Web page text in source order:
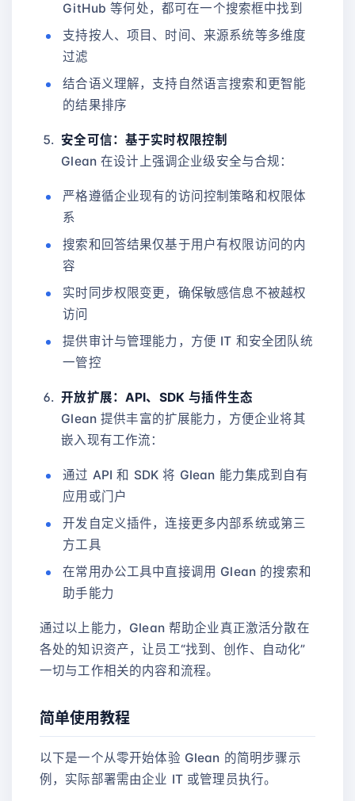
GitHub 等何处，都可在一个搜索框中找到
支持按人、项目、时间、来源系统等多维度
过滤
结合语义理解，支持自然语言搜索和更智能
的结果排序
安全可信：基于实时权限控制
Glean 在设计上强调企业级安全与合规：
严格遵循企业现有的访问控制策略和权限体
系
搜索和回答结果仅基于用户有权限访问的内
容
实时同步权限变更，确保敏感信息不被越权
访问
提供审计与管理能力，方便 IT 和安全团队统
一管控
开放扩展：API、SDK 与插件生态
Glean 提供丰富的扩展能力，方便企业将其
嵌入现有工作流：
通过 API 和 SDK 将 Glean 能力集成到自有
应用或门户
开发自定义插件，连接更多内部系统或第三
方工具
在常用办公工具中直接调用 Glean 的搜索和
助手能力
通过以上能力，Glean 帮助企业真正激活分散在
各处的知识资产，让员工“找到、创作、自动化”
一切与工作相关的内容和流程。
简单使用教程
以下是一个从零开始体验 Glean 的简明步骤示
例，实际部署需由企业 IT 或管理员执行。